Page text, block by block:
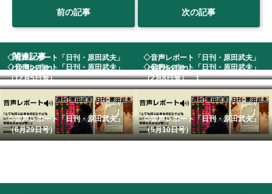
前の記事 次の記事
関連記事
◇音声レポート「日刊・原田武夫」
（12月2日号）
◇音声レポート「日刊・原田武夫」
（9月25日号） ...
◇音声レポート「日刊・原田武夫」
（12月5日号） ...
◇音声レポート「日刊・原田武夫」
（2月8日号） 1...
◇音声レポート「日刊・原田武夫」
（6月29日号）
◇音声レポート「日刊・原田武夫」
（5月10日号）